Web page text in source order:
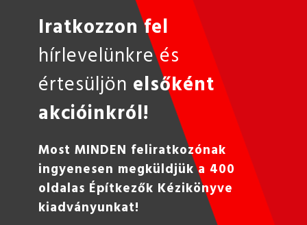
Iratkozzon fel
hírlevelünkre és
értesüljön elsőként
akcióinkról!
Most MINDEN feliratkozónak
ingyenesen megküldjük a 400
oldalas Építkezők Kézikönyve
kiadványunkat!